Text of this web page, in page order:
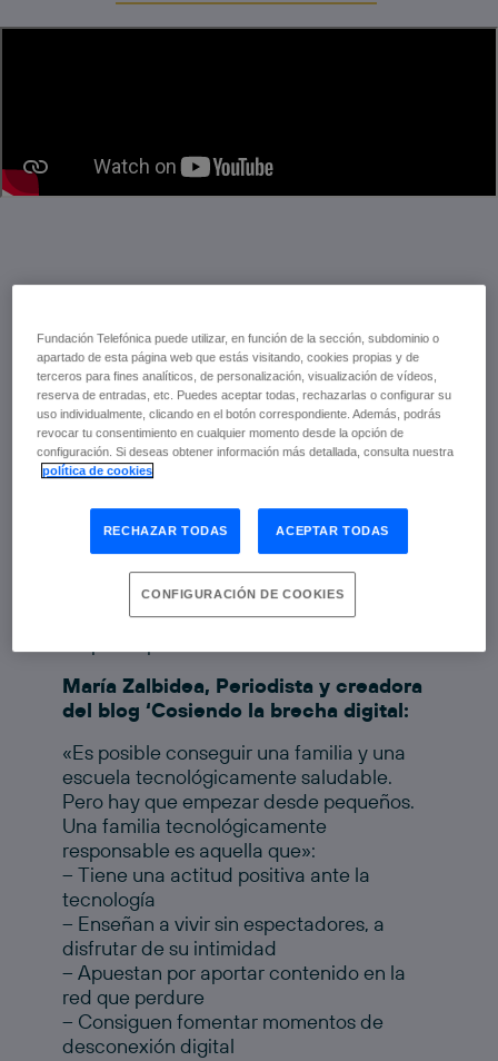
redonda enfocada en los Epic Wins,
familias y escuelas tecnológicamente
saludables. Una charla en la que han
participado numerosos expertos que,
desde su experiencia personal como
padres, docentes, periodistas o usuarios
que estamos haciendo de la tecnología y
poder aprovechar todo su potencial. A
continuación recogemos algunos de los
titulares que nos han dado cada uno de
María Zalbidea, Periodista y creadora
del blog ‘Cosiendo la brecha digital:
«Es posible conseguir una familia y una
escuela tecnológicamente saludable.
Pero hay que empezar desde pequeños.
Una familia tecnológicamente
responsable es aquella que»:
– Tiene una actitud positiva ante la
tecnología
– Enseñan a vivir sin espectadores, a
disfrutar de su intimidad
– Apuestan por aportar contenido en la
red que perdure
– Consiguen fomentar momentos de
desconexión digital
Fundación Telefónica puede utilizar, en función de la sección, subdominio o
apartado de esta página web que estás visitando, cookies propias y de
terceros para fines analíticos, de personalización, visualización de vídeos,
reserva de entradas, etc. Puedes aceptar todas, rechazarlas o configurar su
uso individualmente, clicando en el botón correspondiente. Además, podrás
revocar tu consentimiento en cualquier momento desde la opción de
configuración. Si deseas obtener información más detallada, consulta nuestra
política de cookies
RECHAZAR TODAS ACEPTAR TODAS
CONFIGURACIÓN DE COOKIES